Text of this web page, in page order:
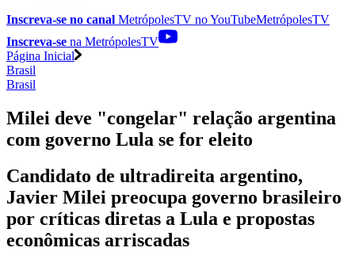
Inscreva-se no canal MetrópolesTV noYouTubeMetrópolesTV
Inscreva-se na MetrópolesTV
Página Inicial
Brasil
Brasil
Milei deve "congelar" relação argentina
com governo Lula se for eleito
Candidato de ultradireita argentino,
Javier Milei preocupa governo brasileiro
por críticas diretas a Lula e propostas
econômicas arriscadas